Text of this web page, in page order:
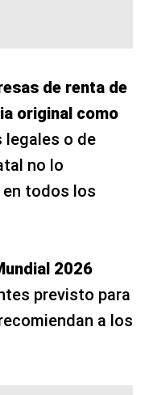
de renta de
original como
legales o de
no lo
todos los
2026
previsto para
a los